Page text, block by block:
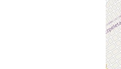
750
La